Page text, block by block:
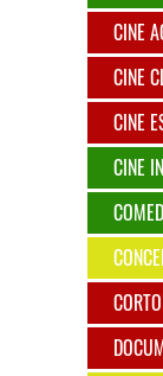
CINE
CINE
CINE
CINE